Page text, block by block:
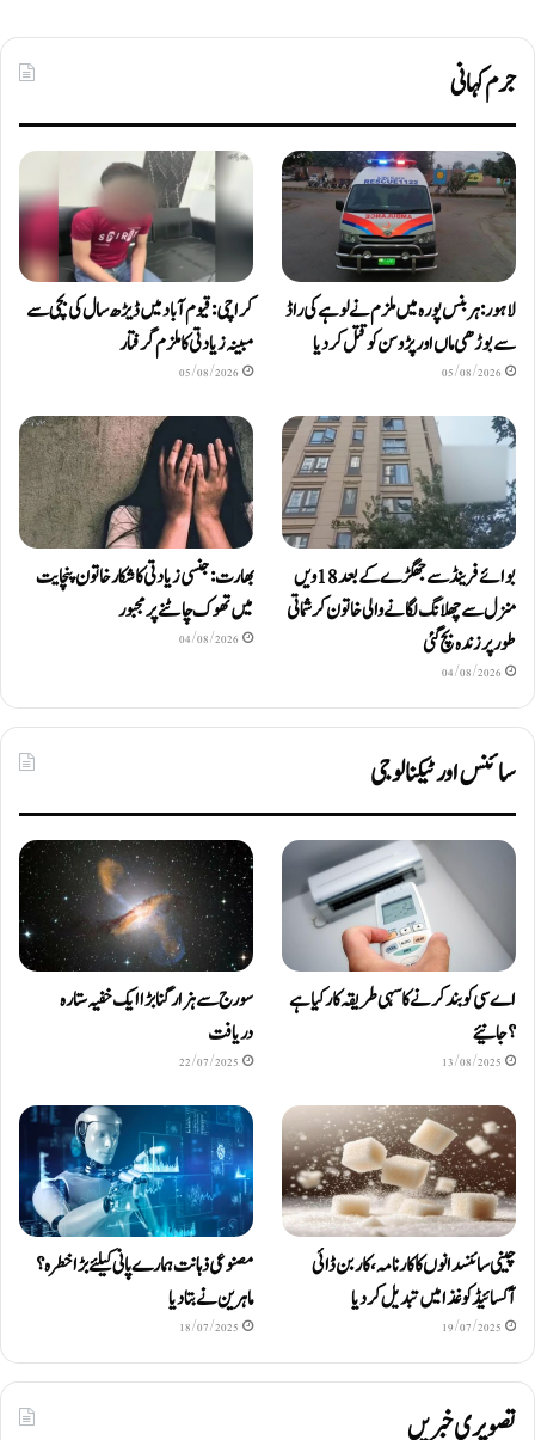
جرم کہانی
لاہور: ہربنس پورہ میں ملزم نے لوہے کی راڈ
سے بوڑھی ماں اور پڑوسن کو قتل کر دیا
05/08/2026
کراچی: قیوم آباد میں ڈیڑھ سال کی بچی سے
مبینہ زیادتی کا ملزم گرفتار
05/08/2026
بوائے فرینڈ سے جھگڑے کے بعد 18 ویں
منزل سے چھلانگ لگانے والی خاتون کرشماتی
طور پر زندہ بچ گئی
04/08/2026
بھارت: جنسی زیادتی کا شکار خاتون پنچایت
میں تھوک چاٹنے پر مجبور
04/08/2026
سائنس اور ٹیکنالوجی
اے سی کو بند کرنے کا سہی طریقہ کار کیا ہے
؟ جانیئے
13/08/2025
سورج سے ہزار گنا بڑا ایک خفیہ ستارہ
دریافت
22/07/2025
چینی سائنسدانوں کا کارنامہ، کاربن ڈائی
آکسائیڈ کو غذا میں تبدیل کردیا
19/07/2025
مصنوعی ذہانت ہمارے پانی کیلئے بڑا خطرہ؟
ماہرین نے بتا دیا
18/07/2025
تصویری خبریں